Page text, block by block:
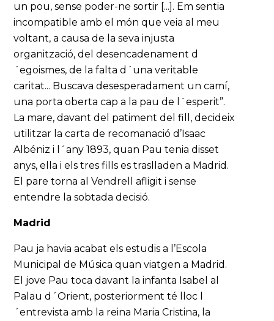
un pou, sense poder-ne sortir [...]. Em sentia
incompatible amb el món que veia al meu
voltant, a causa de la seva injusta
organització, del desencadenament d
´egoismes, de la falta d´una veritable
caritat... Buscava desesperadament un camí,
una porta oberta cap a la pau de l´esperit”.
La mare, davant del patiment del fill, decideix
utilitzar la carta de recomanació d’Isaac
Albéniz i l´any 1893, quan Pau tenia disset
anys, ella i els tres fills es traslladen a Madrid.
El pare torna al Vendrell afligit i sense
entendre la sobtada decisió.
Madrid
Pau ja havia acabat els estudis a l’Escola
Municipal de Música quan viatgen a Madrid.
El jove Pau toca davant la infanta Isabel al
Palau d´Orient, posteriorment té lloc l
´entrevista amb la reina Maria Cristina, la